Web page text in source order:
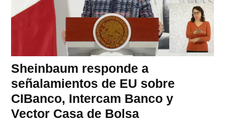
Sheinbaum responde a
señalamientos de EU sobre
CIBanco, Intercam Banco y
Vector Casa de Bolsa